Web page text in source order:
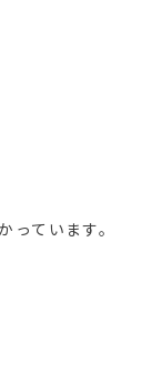
ています。